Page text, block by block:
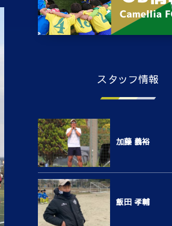
スタッフ情報
加藤 義裕
飯田 孝輔